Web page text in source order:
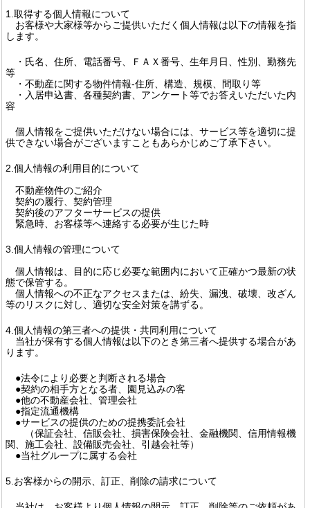
1.取得する個人情報について
お客様や大家様等からご提供いただく個人情報は以下の情報を指
します。
・氏名、住所、電話番号、ＦＡＸ番号、生年月日、性別、勤務先
等
・不動産に関する物件情報-住所、構造、規模、間取り等
・入居申込書、各種契約書、アンケート等でお答えいただいた内
容
個人情報をご提供いただけない場合には、サービス等を適切に提
供できない場合がございますこともあらかじめご了承下さい。
2.個人情報の利用目的について
不動産物件のご紹介
契約の履行、契約管理
契約後のアフターサービスの提供
緊急時、お客様等へ連絡する必要が生じた時
3.個人情報の管理について
個人情報は、目的に応じ必要な範囲内において正確かつ最新の状
態で保管する。
個人情報への不正なアクセスまたは、紛失、漏洩、破壊、改ざん
等のリスクに対し、適切な安全対策を講ずる。
4.個人情報の第三者への提供・共同利用について
当社が保有する個人情報は以下のとき第三者へ提供する場合があ
ります。
●法令により必要と判断される場合
●契約の相手方となる者、園見込みの客
●他の不動産会社、管理会社
●指定流通機構
●サービスの提供のための提携委託会社
（保証会社、信販会社、損害保険会社、金融機関、信用情報機
関、施工会社、設備販売会社、引越会社等）
●当社グループに属する会社
5.お客様からの開示、訂正、削除の請求について